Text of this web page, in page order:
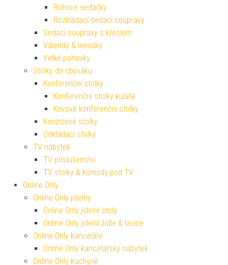
Rohové sedačky
Rozkládací sedací soupravy
Sedací soupravy s křeslem
Válendy & lenošky
Velké pohovky
Stolky do obýváku
Konferenční stolky
Konferenční stolky kulaté
Kovové konferenční stolky
Konzolové stolky
Odkládací stolky
TV nábytek
TV příslušenství
TV stolky & komody pod TV
Online Only
Online Only jídelny
Online Only jídelní stoly
Online Only jídelní židle & lavice
Online Only kanceláře
Online Only kancelářský nábytek
Online Only kuchyně